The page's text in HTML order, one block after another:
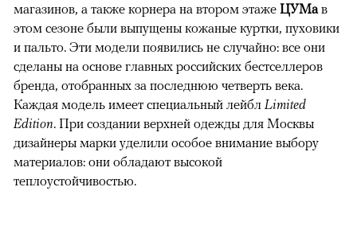
магазинов, а также корнера на втором этаже ЦУМав
этом сезоне были выпущены кожаные куртки, пуховики
и пальто. Эти модели появились не случайно: все они
сделаны на основе главных российских бестселлеров
бренда, отобранных за последнюю четверть века.
Каждая модель имеет специальный лейбл Limited
Edition. При создании верхней одежды для Москвы
дизайнеры марки уделили особое внимание выбору
материалов: они обладают высокой
теплоустойчивостью.